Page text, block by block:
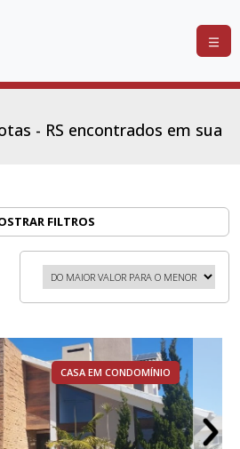
- RS encontrados em sua
FILTROS
CASA EM CONDOMÍNIO